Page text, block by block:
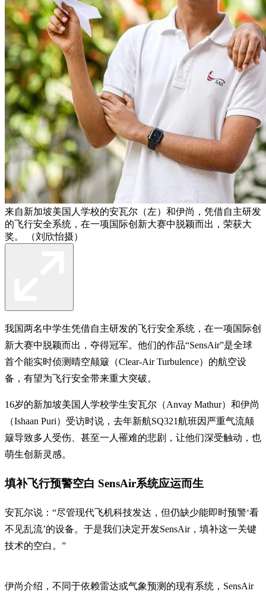
来自新加坡美国人学校的安瓦尔（左）和伊尚，凭借自主研发
的飞行安全系统，在一项国际创新大赛中脱颖而出，荣获大
奖。 （刘欣怡摄）
我国两名中学生凭借自主研发的飞行安全系统，在一项国际创
新大赛中脱颖而出，夺得冠军。他们的作品“SensAir”是全球
首个能实时侦测晴空颠簸（Clear-Air Turbulence）的航空设
备，有望为飞行安全带来重大突破。
16岁的新加坡美国人学校学生安瓦尔（Anvay Mathur）和伊尚
（Ishaan Puri）受访时说，去年新航SQ321航班因严重气流颠
簸导致多人受伤、甚至一人罹难的悲剧，让他们深受触动，也
萌生创新灵感。
填补飞行预警空白 SensAir系统应运而生
安瓦尔说：“尽管现代飞机科技发达，但仍缺少能即时预警‘看
不见乱流’的设备。于是我们决定开发SensAir，填补这一关键
技术的空白。”
伊尚介绍，不同于依赖雷达或气象预测的现有系统，SensAir